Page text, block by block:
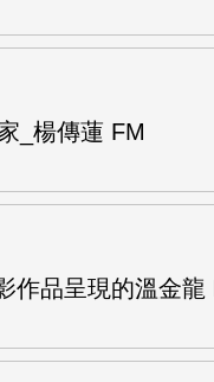
_楊傳蓮 FM
作品呈現的溫金龍